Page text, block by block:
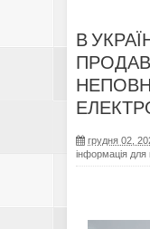
В
грудня 02,
інформація для